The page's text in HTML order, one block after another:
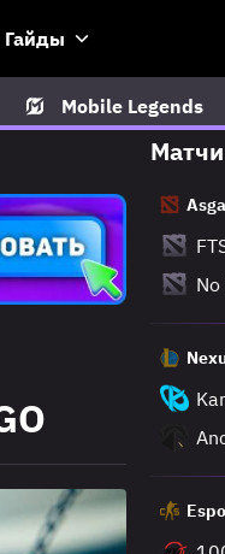
Гайды
Mobile Legends
Матчи